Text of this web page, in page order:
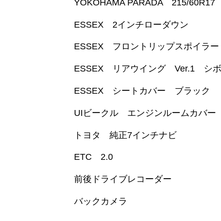
YOKOHAMA PARADA 215/60R17
ESSEX 2インチローダウン
ESSEX フロントリップスポイラ
ESSEX リアウイング Ver.1 シボ
ESSEX シートカバー ブラック
UIビークル エンジンルームカバー
トヨタ 純正7インチナビ
ETC 2.0
前後ドライブレコーダー
バックカメラ